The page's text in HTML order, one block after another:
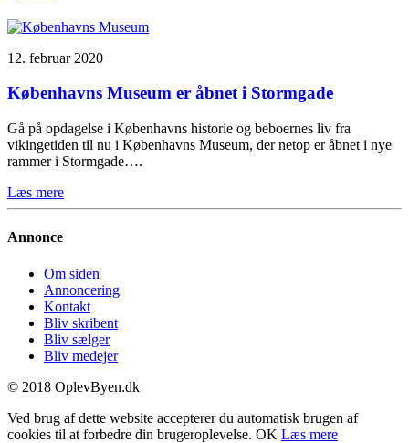
12. februar 2020
Københavns Museum er åbnet i Stormgade
Gå på opdagelse i Københavns historie og beboernes liv fra
vikingetiden til nu i Københavns Museum, der netop er åbnet i nye
rammer i Stormgade….
Læs mere
Annonce
Om siden
Annoncering
Kontakt
Bliv skribent
Bliv sælger
Bliv medejer
© 2018 OplevByen.dk
Ved brug af dette website accepterer du automatisk brugen af
cookies til at forbedre din brugeroplevelse. OK Læs mere